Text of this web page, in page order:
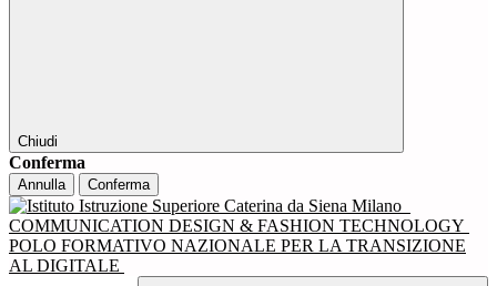
Chiudi
Conferma
Annulla Conferma
COMMUNICATION DESIGN & FASHION TECHNOLOGY
POLO FORMATIVO NAZIONALE PER LA TRANSIZIONE
AL DIGITALE